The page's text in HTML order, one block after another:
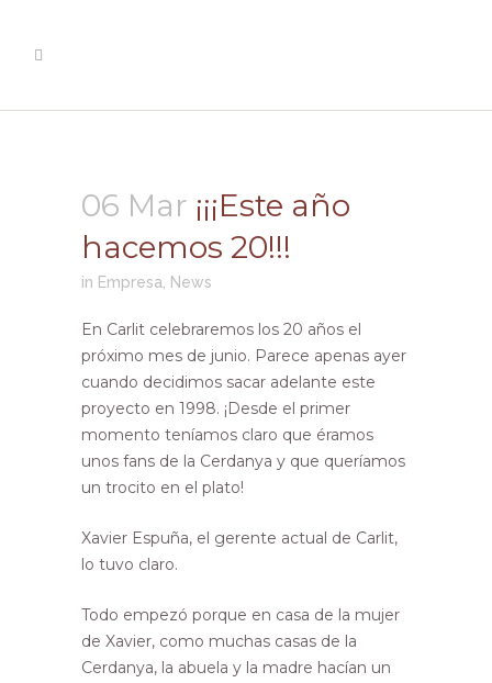
06 Mar ¡¡¡Este año
hacemos 20!!!
in Empresa News
En Carlit celebraremos los 20 años el
próximo mes de junio. Parece apenas ayer
cuando decidimos sacar adelante este
proyecto en 1998. ¡Desde el primer
momento teníamos claro que éramos
unos fans de la Cerdanya y que queríamos
un trocito en el plato!
Xavier Espuña, el gerente actual de Carlit,
lo tuvo claro.
Todo empezó porque en casa de la mujer
de Xavier, como muchas casas de la
Cerdanya, la abuela y la madre hacían un